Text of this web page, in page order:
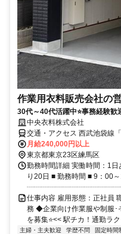
作業用衣料販売会社の
30代～40代活躍中⭐事務経験
中央衣料株式会社
交通・アクセス 西武池袋線
み、二つ目の十字路を曲が
社」の看板がすぐ見えますよ♪
月給240,000円以上
東京都東京23区練馬区
勤務時間詳細 実働時間：1
り20日 ■ 勤務時間 ■ 9：00
仕事内容 雇用形態：正社員
務 ◆企業向け作業服や制服･
を募集⭐<< 駅チカ！通勤ラ
主婦・主夫歓迎 学歴不問 固定時間